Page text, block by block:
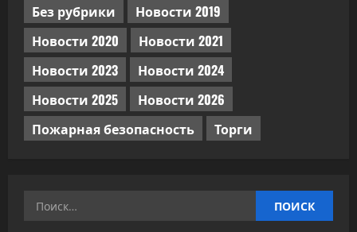
Без рубрики
Новости 2019
Новости 2020
Новости 2021
Новости 2023
Новости 2024
Новости 2025
Новости 2026
Пожарная безопасность
Торги
Найти: